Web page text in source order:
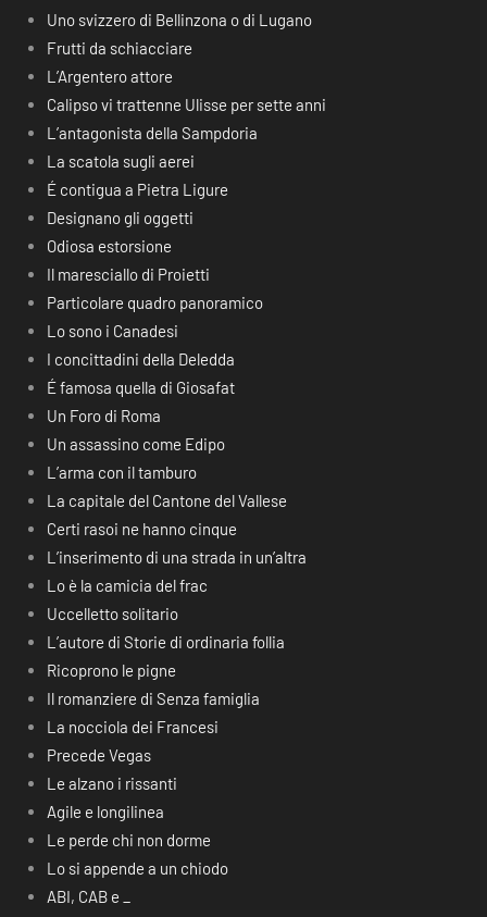
Uno svizzero di Bellinzona o di Lugano
Frutti da schiacciare
L’Argentero attore
Calipso vi trattenne Ulisse per sette anni
L’antagonista della Sampdoria
La scatola sugli aerei
É contigua a Pietra Ligure
Designano gli oggetti
Odiosa estorsione
Il maresciallo di Proietti
Particolare quadro panoramico
Lo sono i Canadesi
I concittadini della Deledda
É famosa quella di Giosafat
Un Foro di Roma
Un assassino come Edipo
L’arma con il tamburo
La capitale del Cantone del Vallese
Certi rasoi ne hanno cinque
L’inserimento di una strada in un’altra
Lo è la camicia del frac
Uccelletto solitario
L’autore di Storie di ordinaria follia
Ricoprono le pigne
Il romanziere di Senza famiglia
La nocciola dei Francesi
Precede Vegas
Le alzano i rissanti
Agile e longilinea
Le perde chi non dorme
Lo si appende a un chiodo
ABI, CAB e _